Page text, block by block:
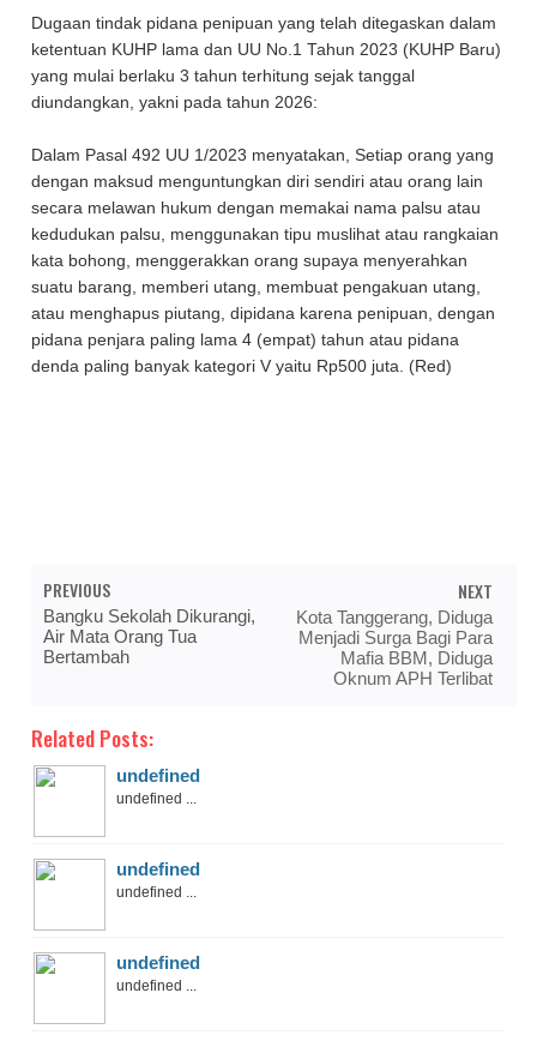
Dugaan tindak pidana penipuan yang telah ditegaskan dalam
ketentuan KUHP lama dan UU No.1 Tahun 2023 (KUHP Baru)
yang mulai berlaku 3 tahun terhitung sejak tanggal
diundangkan, yakni pada tahun 2026:
Dalam Pasal 492 UU 1/2023 menyatakan, Setiap orang yang
dengan maksud menguntungkan diri sendiri atau orang lain
secara melawan hukum dengan memakai nama palsu atau
kedudukan palsu, menggunakan tipu muslihat atau rangkaian
kata bohong, menggerakkan orang supaya menyerahkan
suatu barang, memberi utang, membuat pengakuan utang,
atau menghapus piutang, dipidana karena penipuan, dengan
pidana penjara paling lama 4 (empat) tahun atau pidana
denda paling banyak kategori V yaitu Rp500 juta. (Red)
PREVIOUS
Bangku Sekolah Dikurangi,
Air Mata Orang Tua
Bertambah
NEXT
Kota Tanggerang, Diduga
Menjadi Surga Bagi Para
Mafia BBM, Diduga
Oknum APH Terlibat
Related Posts:
undefined
undefined ...
undefined
undefined ...
undefined
undefined ...